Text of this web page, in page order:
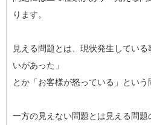
ります。
見える問題とは、現状発生してい
いがあった」
とか「お客様が怒っている」という
一方の見えない問題とは見える問